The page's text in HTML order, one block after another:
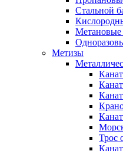
Стальной
Метановые
Метизы
Трос